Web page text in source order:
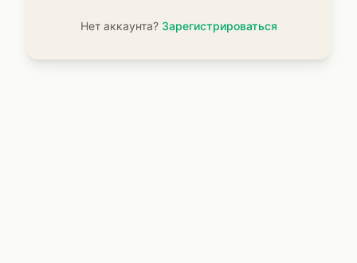
Нет аккаунта? Зарегистрироваться